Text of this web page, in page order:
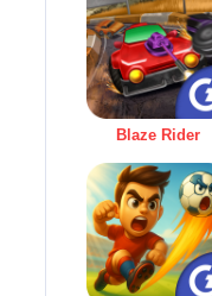
Blaze Rider